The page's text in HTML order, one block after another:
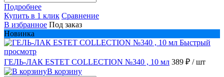
Подробнее
Купить в 1 клик Сравнение
В избранное Под заказ
Новинка
Быстрый
просмотр
ГЕЛЬ-ЛАК ESTET COLLECTION №340 , 10 мл 389 ₽ / шт
В корзину